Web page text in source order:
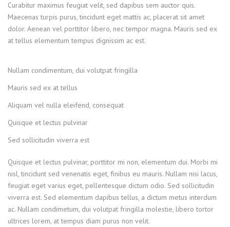
Curabitur maximus feugiat velit, sed dapibus sem auctor quis.
Maecenas turpis purus, tincidunt eget mattis ac, placerat sit amet
dolor. Aenean vel porttitor libero, nec tempor magna. Mauris sed ex
at tellus elementum tempus dignissim ac est.
Nullam condimentum, dui volutpat fringilla
Mauris sed ex at tellus
Aliquam vel nulla eleifend, consequat
Quisque et lectus pulvinar
Sed sollicitudin viverra est
Quisque et lectus pulvinar, porttitor mi non, elementum dui. Morbi mi
nisl, tincidunt sed venenatis eget, finibus eu mauris. Nullam nisi lacus,
feugiat eget varius eget, pellentesque dictum odio. Sed sollicitudin
viverra est. Sed elementum dapibus tellus, a dictum metus interdum
ac. Nullam condimetum, dui volutpat fringilla molestie, libero tortor
ultrices lorem, at tempus diam purus non velit.